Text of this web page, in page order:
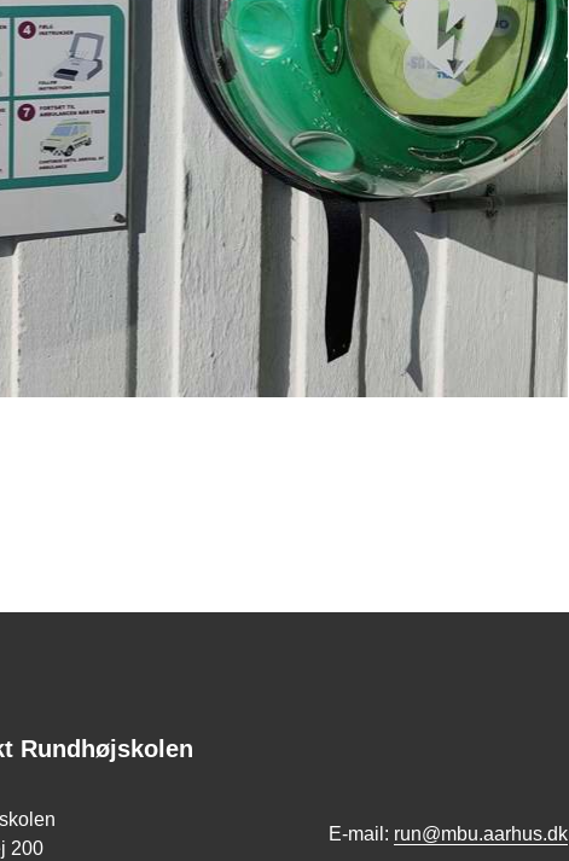
Rundhøjskolen
200
E-mail: run@mbu.aarhus.dk